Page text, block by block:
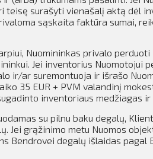
teisę surašyti vienašalį aktą dėl
sąskaita faktūra sumai,
Nuomininkas privalo
Jei inventorius Nuomotojui
ir/ar suremontuoja ir išrašo
35 EUR + PVM valandinį
inventoriaus medžiagas
su pilnu baku degalų,
Jei grąžinimo metu Nuomos
Bendrovei degalų išlaidas pagal